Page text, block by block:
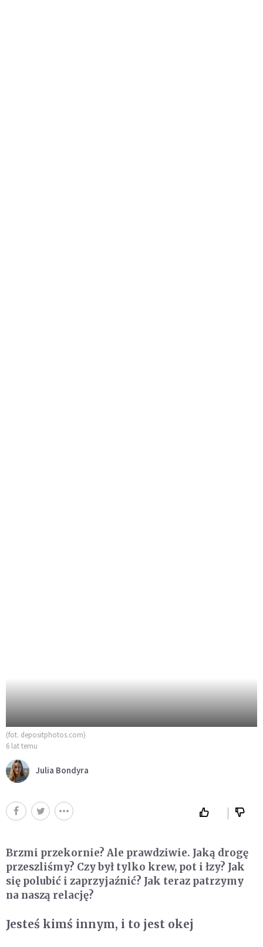
(fot. depositphotos.com)
6 lat temu
Julia Bondyra
Brzmi przekornie? Ale prawdziwie. Jaką drogę
przeszliśmy? Czy był tylko krew, pot i łzy? Jak
się polubić i zaprzyjaźnić? Jak teraz patrzymy
na naszą relację?
Jesteś kimś innym, i to jest okej